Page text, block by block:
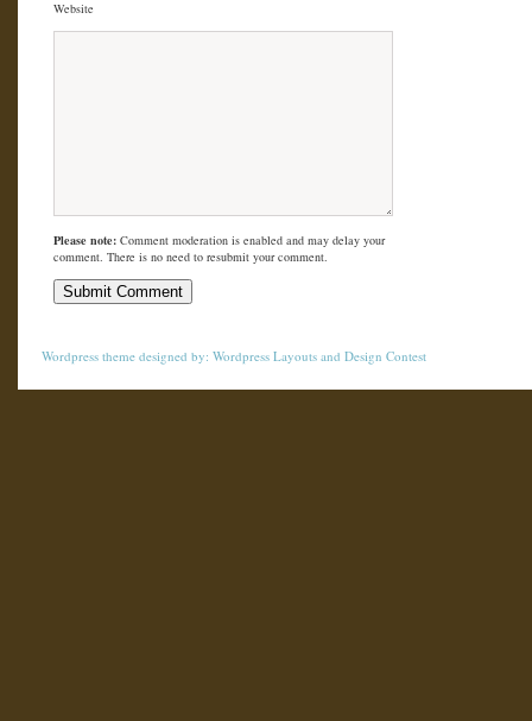
Website
Please note: Comment moderation is enabled and may delay your
comment. There is no need to resubmit your comment.
Wordpress theme designed by: Wordpress Layouts and Design Contest